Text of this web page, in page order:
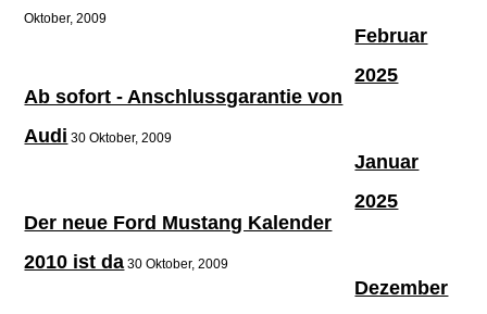
Oktober, 2009
Ab sofort - Anschlussgarantie von
Audi 30 Oktober, 2009
Der neue Ford Mustang Kalender
2010 ist da 30 Oktober, 2009
Februar
2025
Januar
2025
Dezember